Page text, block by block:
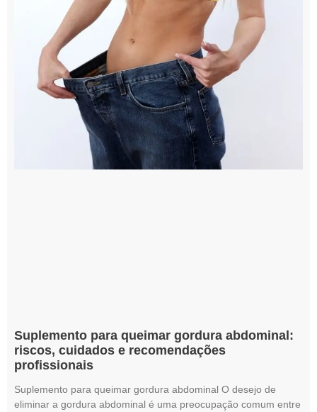
Suplemento para queimar gordura abdominal:
riscos, cuidados e recomendações
profissionais
Suplemento para queimar gordura abdominal O desejo de
eliminar a gordura abdominal é uma preocupação comum entre